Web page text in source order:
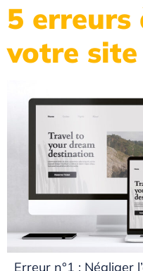
5
votre
Erreur n°1 : Négliger